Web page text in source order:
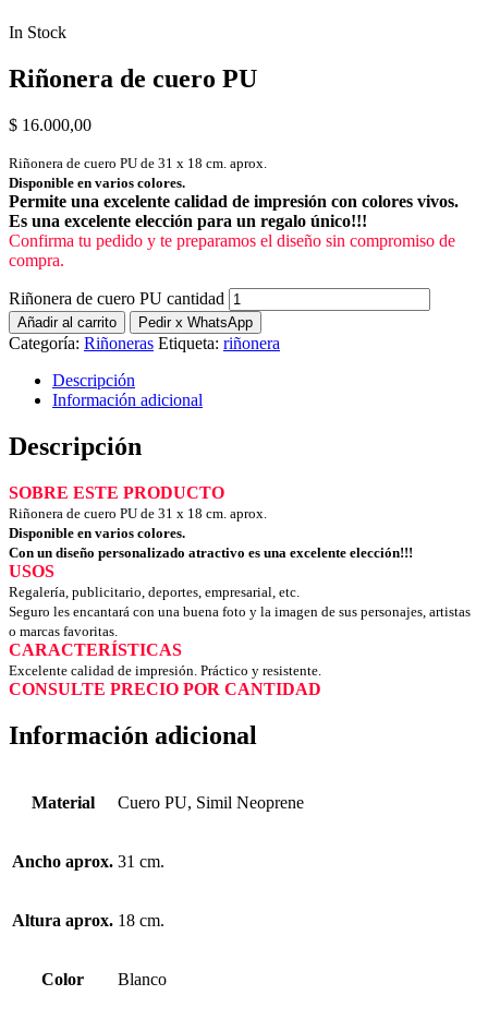
In Stock
Riñonera de cuero PU
$ 16.000,00
Riñonera de cuero PU de 31 x 18 cm. aprox.
Disponible en varios colores.
Permite una excelente calidad de impresión con colores vivos.
Es una excelente elección para un regalo único!!!
Confirma tu pedido y te preparamos el diseño sin compromiso de
compra.
Riñonera de cuero PU cantidad
Añadir al carrito Pedir x WhatsApp
Categoría: Riñoneras Etiqueta: riñonera
Descripción
Información adicional
Descripción
SOBRE ESTE PRODUCTO
Riñonera de cuero PU de 31 x 18 cm. aprox.
Disponible en varios colores.
Con un diseño personalizado atractivo es una excelente elección!!!
USOS
Regalería, publicitario, deportes, empresarial, etc.
Seguro les encantará con una buena foto y la imagen de sus personajes, artistas
o marcas favoritas.
CARACTERÍSTICAS
Excelente calidad de impresión. Práctico y resistente.
CONSULTE PRECIO POR CANTIDAD
Información adicional
Material Cuero PU, Simil Neoprene
Ancho aprox. 31 cm.
Altura aprox. 18 cm.
Color Blanco